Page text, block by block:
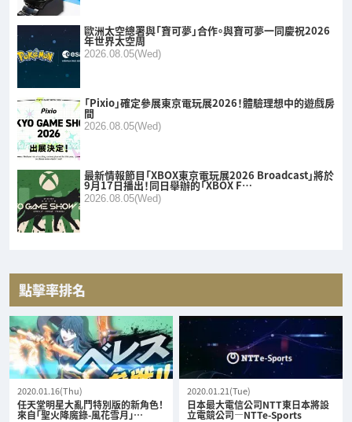
歐洲太空總署與「寶可夢」合作。與寶可夢一同慶祝2026
年世界太空周
2026.08.05(Wed)
「Pixio」確定參展東京電玩展2026！體驗理想中的遊戲房
間
2026.08.05(Wed)
最新情報節目「XBOX東京電玩展2026 Broadcast」將於
9月17日播出！同日舉辦的「XBOX F…
2026.08.05(Wed)
點擊率排名
2020.01.16(Thu)
任天堂明星大亂鬥特別版的新角色！
來自「聖火降魔錄-風花雪月」…
2020.01.21(Tue)
日本最大電信公司NTT東日本將設
立電競公司—NTTe-Sports